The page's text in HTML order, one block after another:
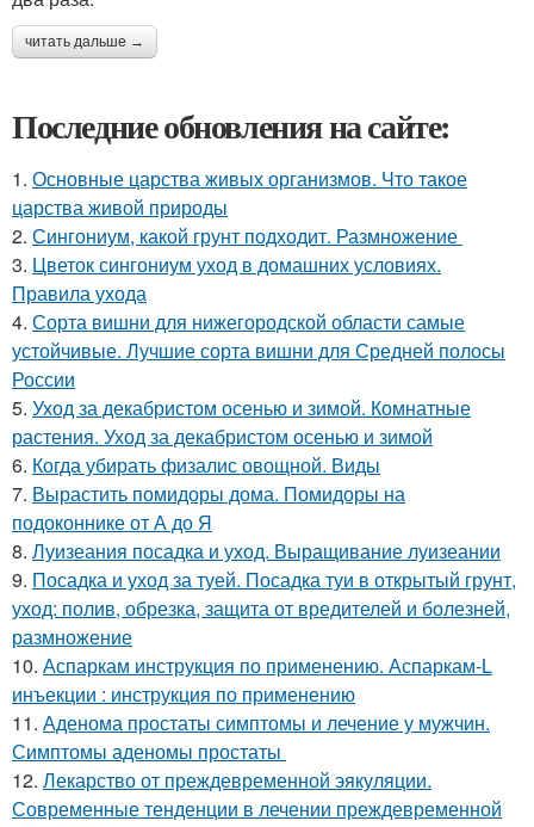
читать дальше →
Последние обновления на сайте:
1. Основные царства живых организмов. Что такое
царства живой природы
2. Сингониум, какой грунт подходит. Размножение
3. Цветок сингониум уход в домашних условиях.
Правила ухода
4. Сорта вишни для нижегородской области самые
устойчивые. Лучшие сорта вишни для Средней полосы
России
5. Уход за декабристом осенью и зимой. Комнатные
растения. Уход за декабристом осенью и зимой
6. Когда убирать физалис овощной. Виды
7. Вырастить помидоры дома. Помидоры на
подоконнике от А до Я
8. Луизеания посадка и уход. Выращивание луизеании
9. Посадка и уход за туей. Посадка туи в открытый грунт,
уход: полив, обрезка, защита от вредителей и болезней,
размножение
10. Аспаркам инструкция по применению. Аспаркам-L
инъекции : инструкция по применению
11. Аденома простаты симптомы и лечение у мужчин.
Симптомы аденомы простаты
12. Лекарство от преждевременной эякуляции.
Современные тенденции в лечении преждевременной